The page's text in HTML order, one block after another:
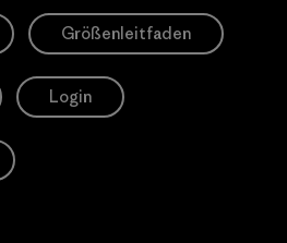
Größenleitfaden
Login